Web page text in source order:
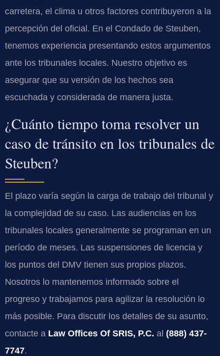
carretera, el clima u otros factores contribuyeron a la
percepción del oficial. En el Condado de Steuben,
tenemos experiencia presentando estos argumentos
ante los tribunales locales. Nuestro objetivo es
asegurar que su versión de los hechos sea
escuchada y considerada de manera justa.
¿Cuánto tiempo toma resolver un
caso de tránsito en los tribunales de
Steuben?
El plazo varía según la carga de trabajo del tribunal y
la complejidad de su caso. Las audiencias en los
tribunales locales generalmente se programan en un
período de meses. Las suspensiones de licencia y
los puntos del DMV tienen sus propios plazos.
Nosotros lo mantenemos informado sobre el
progreso y trabajamos para agilizar la resolución lo
más posible. Para discutir los detalles de su asunto,
contacte a Law Offices Of SRIS, P.C. al (888) 437-
7747.